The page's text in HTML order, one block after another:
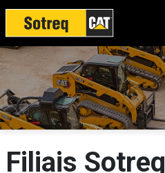
Filiais Sotreq